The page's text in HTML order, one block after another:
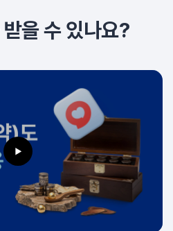
을 수 있나요?